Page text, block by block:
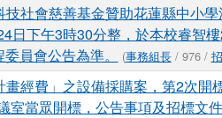
社會慈善基金贊助花蓮縣中小
日下午3時30分整，於本校睿智
員會公告為準。
(事務組長/ 976 /
經費」之設備採購案，第2次開
室當眾開標，公告事項及招標文